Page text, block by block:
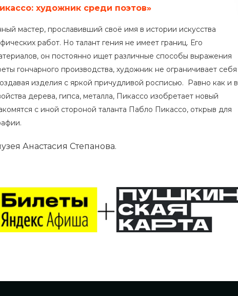
художник среди поэтов»
мастер, прославивший своё имя в истории искусства
работ. Но талант гения не имеет границ. Его
он постоянно ищет различные способы выражения
гончарного производства, художник не ограничивает себя
изделия с яркой причудливой росписью. Равно как и в
дерева, гипса, металла, Пикассо изобретает новый
с иной стороной таланта Пабло Пикассо, открыв для
Анастасия Степанова.